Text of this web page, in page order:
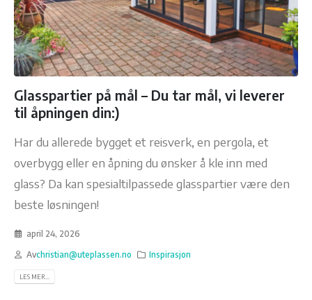
Glasspartier på mål – Du tar mål, vi leverer
til åpningen din:)
Har du allerede bygget et reisverk, en pergola, et
overbygg eller en åpning du ønsker å kle inn med
glass? Da kan spesialtilpassede glasspartier være den
beste løsningen!
april 24, 2026
Avchristian@uteplassen.no Inspirasjon
LES MER...